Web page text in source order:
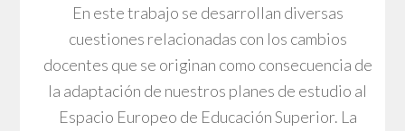
En este trabajo se desarrollan diversas
cuestiones relacionadas con los cambios
docentes que se originan como consecuencia de
la adaptación de nuestros planes de estudio al
Espacio Europeo de Educación Superior. La